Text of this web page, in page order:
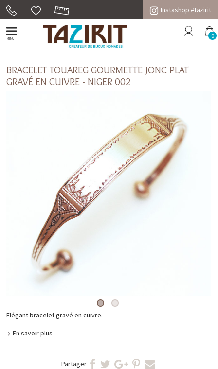
Instashop #tazirit
MENU 0
BRACELET TOUAREG GOURMETTE JONC PLAT
GRAVÉ EN CUIVRE - NIGER 002
Elégant bracelet gravé en cuivre.
En savoir plus
Partager